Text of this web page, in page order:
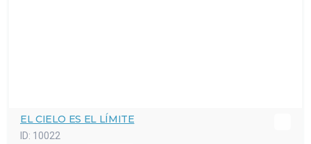
EL CIELO ES EL LÍMITE
ID: 10022